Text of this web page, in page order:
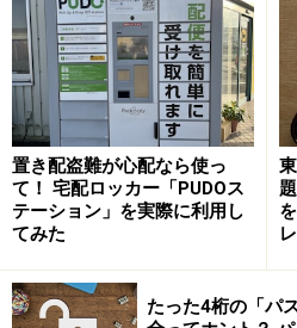
ンテンツはユーザーが作って
といえるのではないでしょうか
ただ、口コミの一番怖いのは
も一方に偏ってしまいがちだ
そ余計に企業は自分達の存在
の発信力というのが、今まで
ガイド:
置き配盗難が心配なら使っ
て！ 宅配ロッカー「PUDOス
テーション」を実際に利用し
てみた
たった4桁の「パ